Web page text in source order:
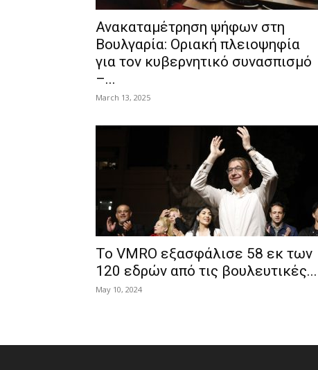
Ανακαταμέτρηση ψήφων στη
Βουλγαρία: Οριακή πλειοψηφία
για τον κυβερνητικό συνασπισμό
–...
March 13, 2025
Το VMRO εξασφάλισε 58 εκ των
120 εδρών από τις βουλευτικές...
May 10, 2024